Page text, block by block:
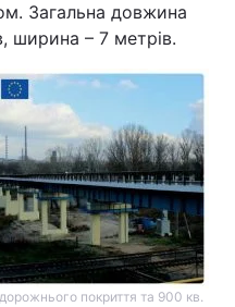
Загальна довжина
ширина – 7 метрів.
покриття та 900 кв.